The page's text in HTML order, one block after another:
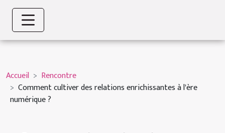
Accueil
Rencontre
Comment cultiver des relations enrichissantes à l'ère
numérique ?